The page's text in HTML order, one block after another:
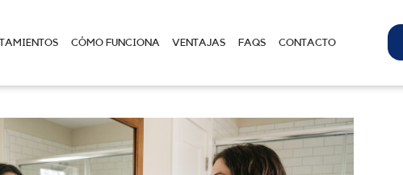
CÓMO FUNCIONA VENTAJAS FAQS CONTACTO